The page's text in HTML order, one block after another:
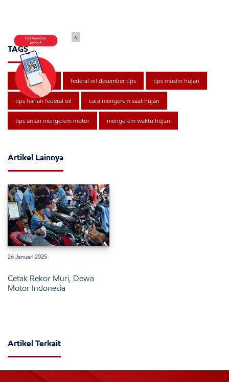
TAGS
tips federal oil federal oil desember tips tips musim hujan
tips harian federal oil cara mengerem saat hujan
tips aman mengerem motor mengerem waktu hujan
Artikel Lainnya
26 Januari 2025
Cetak Rekor Muri, Dewa
Motor Indonesia
Artikel Terkait
x